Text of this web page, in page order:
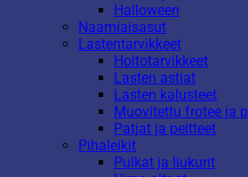
Halloween
Naamiaisasut
Lastentarvikkeet
Hoitotarvikkeet
Lasten astiat
Lasten kalusteet
Muovitettu frotee ja
Patjat ja peitteet
Pihaleikit
Pulkat ja liukurit